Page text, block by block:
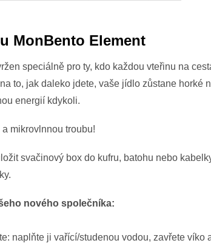
MonBento Element
speciálně pro ty, kdo každou vteřinu na
to, jak daleko jdete, vaše jídlo zůstane horké
energií kdykoli.
mikrovlnnou troubu!
svačinový box do kufru, batohu nebo
nového společníka:
naplňte ji vařící/studenou vodou, zavřete víko